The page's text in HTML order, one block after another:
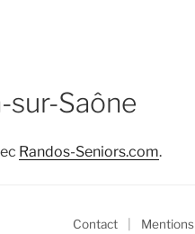
sur-Saône
Randos-Seniors.com.
Contact